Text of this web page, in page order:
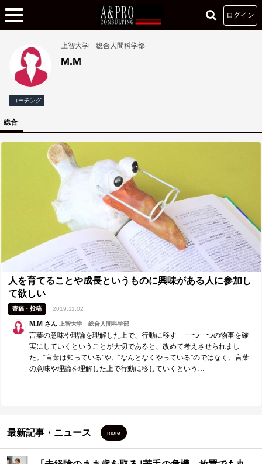
ログイン
上智大学 総合人間科学部
M.M
コーチング
総合
人を育てることや成長というものに興味がある人に参加し
て欲しい
寄稿・投稿 2019.11.02
M.M さん 上智大学 総合人間科学部
言葉の意味や理論を理解した上で、行動に移す 一つ一つの物事を確
実にしていくということが大切であると、改めて考えさせられまし
た。“言葉は知っている”や、“なんとなくやっている”のではなく、言葉
の意味や理論を理解した上で行動に移していくという…
最新記事・ニュース more